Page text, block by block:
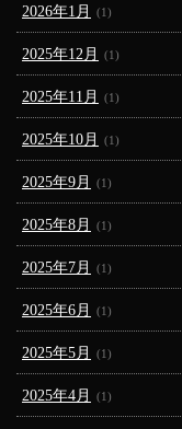
2026年1月 (1)
2025年12月 (1)
2025年11月 (1)
2025年10月 (1)
2025年9月 (1)
2025年8月 (1)
2025年7月 (1)
2025年6月 (1)
2025年5月 (1)
2025年4月 (1)